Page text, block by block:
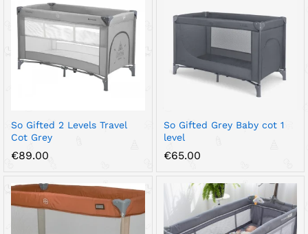
So Gifted 2 Levels Travel
Cot Grey
€89.00
So Gifted Grey Baby cot 1
level
€65.00